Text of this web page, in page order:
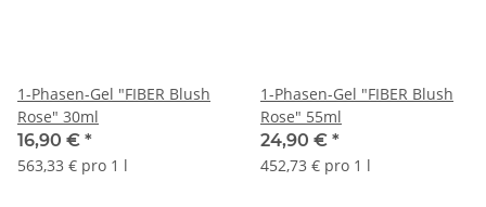
1-Phasen-Gel "FIBER Blush
Rose" 30ml
16,90 € *
563,33 € pro 1 l
1-Phasen-Gel "FIBER Blush
Rose" 55ml
24,90 € *
452,73 € pro 1 l